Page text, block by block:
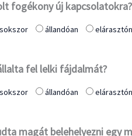
fogékony új kapcsolatokra?
sokszor állandóan elárasztón
fel lelki fájdalmát?
sokszor állandóan elárasztón
magát belehelyezni egy